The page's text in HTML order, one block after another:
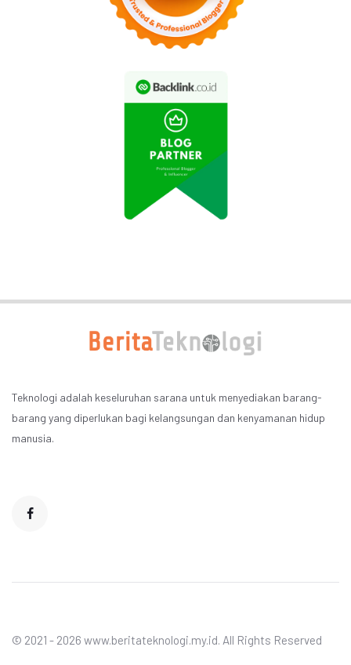
Teknologi adalah keseluruhan sarana untuk menyediakan barang-
barang yang diperlukan bagi kelangsungan dan kenyamanan hidup
manusia.
© 2021 - 2026 www.beritateknologi.my.id. All Rights Reserved